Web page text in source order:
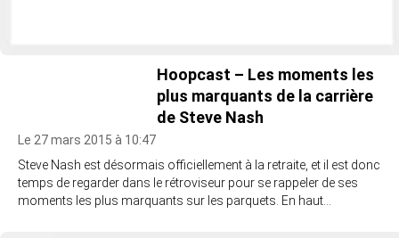
Hoopcast – Les moments les
plus marquants de la carrière
de Steve Nash
Le 27 mars 2015 à 10:47
Steve Nash est désormais officiellement à la retraite, et il est donc
temps de regarder dans le rétroviseur pour se rappeler de ses
moments les plus marquants sur les parquets. En haut…